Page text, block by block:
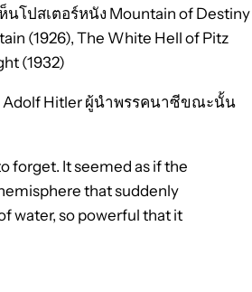
โปสเตอร์หนัง Mountain of Destiny
(1926), The White Hell of Pitz
(1932)
Adolf Hitler ผู้นำพรรคนาซีขณะนั้น
forget. It seemed as if the
that suddenly
water, so powerful that it